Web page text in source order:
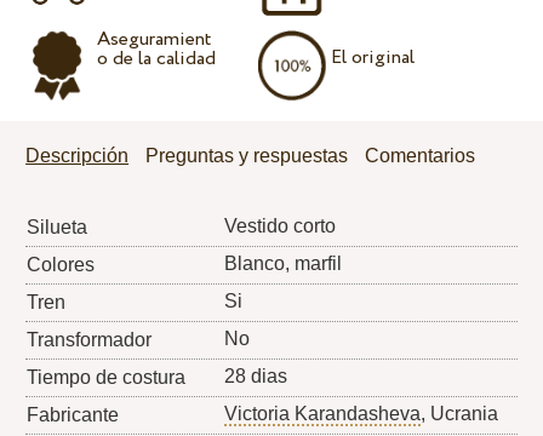
Aseguramient
o de la calidad El original
Descripción Preguntas y respuestas Comentarios
Silueta
Vestido corto
Colores
Blanco, marfil
Tren
Si
Transformador
No
Tiempo de costura
28 dias
Fabricante
Victoria Karandasheva, Ucrania